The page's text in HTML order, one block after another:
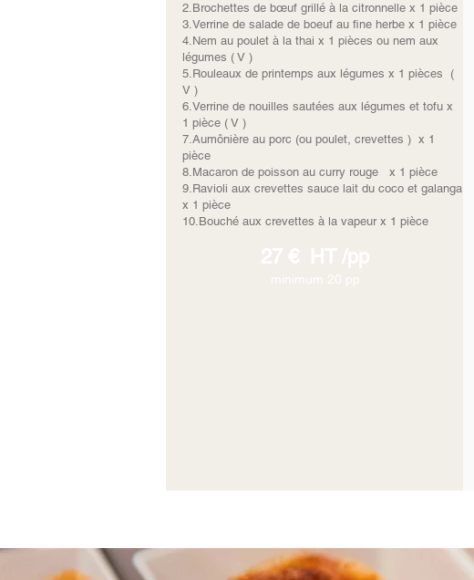
2.Brochettes de bœuf grillé à la citronnelle x 1 pièce
3.Verrine de salade de boeuf au fine herbe x 1 pièce
4.Nem au poulet à la thai x 1 pièces ou nem aux
légumes ( V )
5.Rouleaux de printemps aux légumes x 1 pièces (
V )
6.Verrine de nouilles sautées aux légumes et tofu x
1 pièce ( V )
7.Aumônière au porc (ou poulet, crevettes ) x 1
pièce
8.Macaron de poisson au curry rouge x 1 pièce
9.Ravioli aux crevettes sauce lait du coco et galanga
x 1 pièce
10.Bouché aux crevettes à la vapeur x 1 pièce